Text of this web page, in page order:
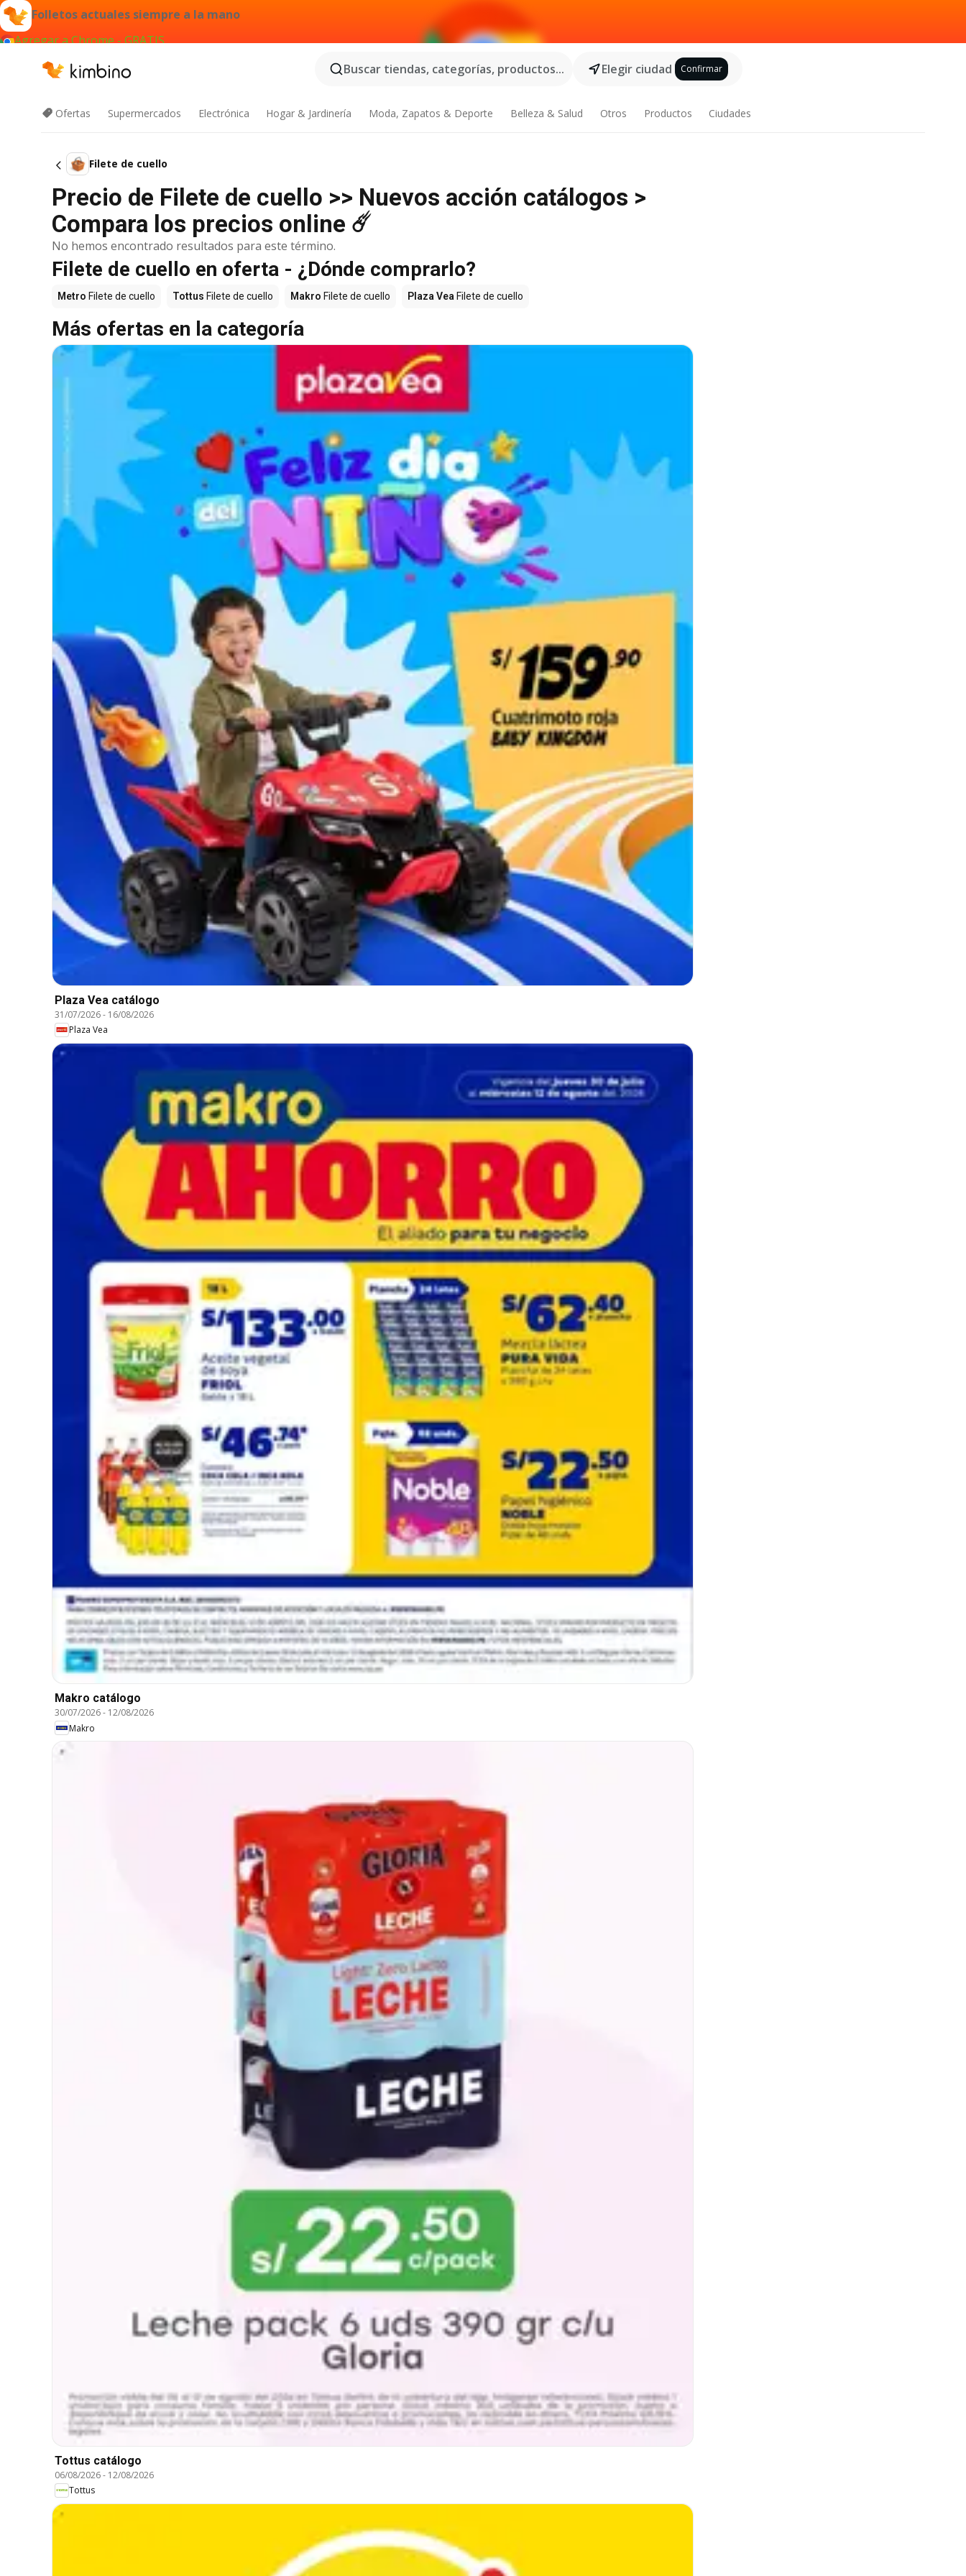
Folletos actuales siempre a la mano
Agregar a Chrome - GRATIS
Buscar tiendas, categorías, productos...
Elegir ciudad Confirmar
Ofertas Supermercados Electrónica Hogar & Jardinería Moda, Zapatos & Deporte Belleza & Salud Otros Productos Ciudades
Filete de cuello
Precio de Filete de cuello >> Nuevos acción catálogos >
Compara los precios online ☄️
No hemos encontrado resultados para este término.
Filete de cuello en oferta - ¿Dónde comprarlo?
Metro Filete de cuello Tottus Filete de cuello Makro Filete de cuello Plaza Vea Filete de cuello
Más ofertas en la categoría
Plaza Vea catálogo
31/07/2026- 16/08/2026
Plaza Vea
Makro catálogo
30/07/2026- 12/08/2026
Makro
Tottus catálogo
06/08/2026- 12/08/2026
Tottus